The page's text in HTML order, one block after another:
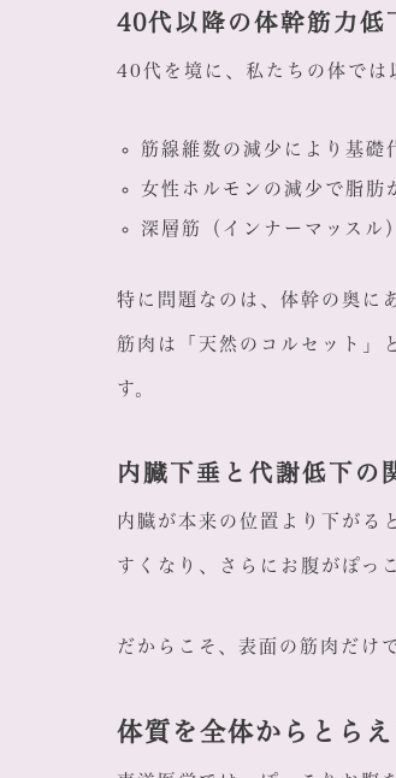
40代以降の体幹筋力低
40代を境に、私たちの体では
筋線維数の減少により基礎
女性ホルモンの減少で脂肪
深層筋（インナーマッスル
特に問題なのは、体幹の奥に
筋肉は「天然のコルセット」
す。
内臓下垂と代謝低下の
内臓が本来の位置より下がる
すくなり、さらにお腹がぽっ
だからこそ、表面の筋肉だけ
体質を全体からとら